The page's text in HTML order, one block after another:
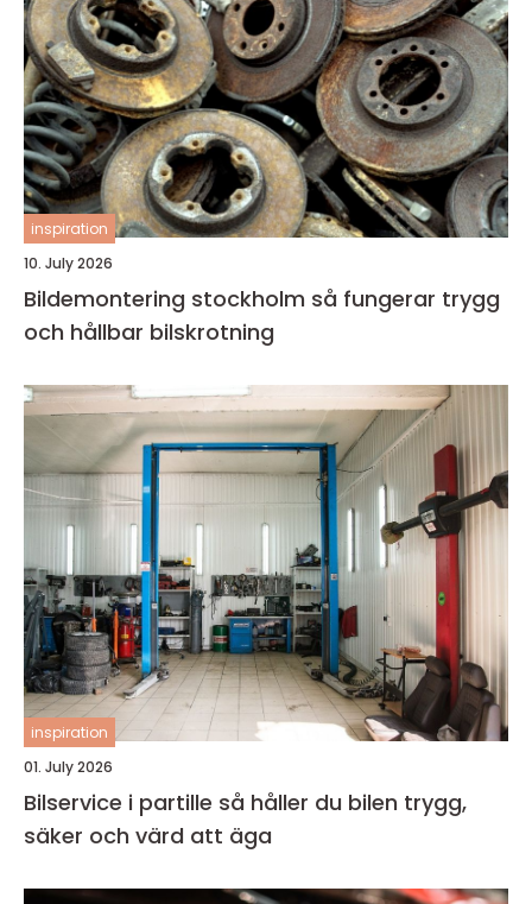
inspiration
10. July 2026
Bildemontering stockholm så fungerar trygg
och hållbar bilskrotning
inspiration
01. July 2026
Bilservice i partille så håller du bilen trygg,
säker och värd att äga